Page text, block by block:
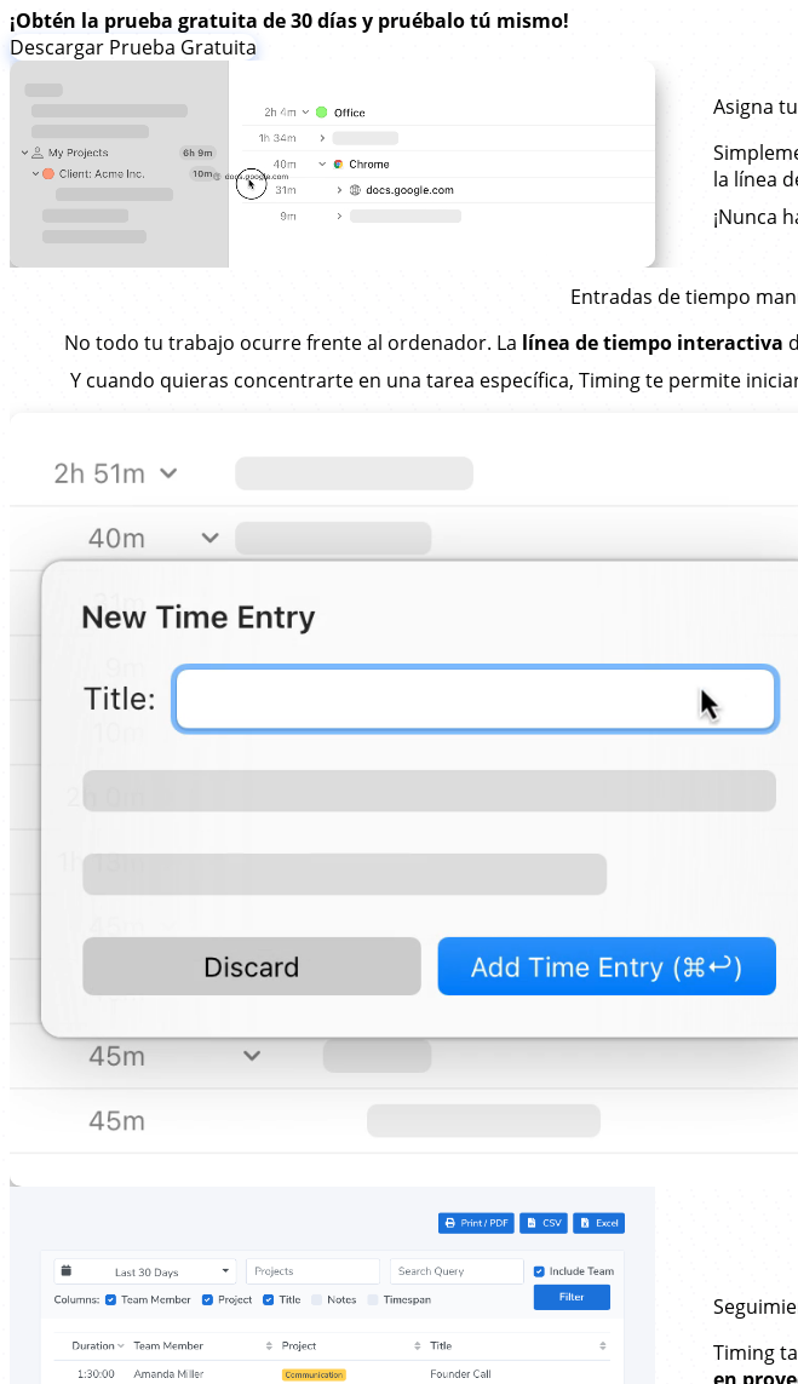
¡Obtén la prueba gratuita de 30 días y pruébalo tú mismo!
Descargar Prueba Gratuita
Asigna
la línea
¡Nunca
Entradas de tiempo
No todo tu trabajo ocurre frente al ordenador. La línea de tiempo interactiva
Y cuando quieras concentrarte en una tarea específica, Timing te permite
Timing